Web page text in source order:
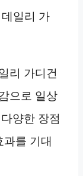
일리 가
리 가디건
으로 일상
양한 장점
를 기대